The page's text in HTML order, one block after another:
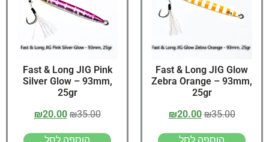
Fast & Long JIG Glow
Zebra Orange – 93mm,
25gr
₪35.00
₪20.00
הוספה לסל
Fast & Long JIG Pink
Silver Glow – 93mm,
25gr
₪35.00
₪20.00
הוספה לסל